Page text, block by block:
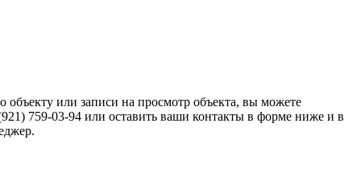
или записи на просмотр объекта, вы можете
759-03-94 или оставить ваши контакты в форме ниже и в